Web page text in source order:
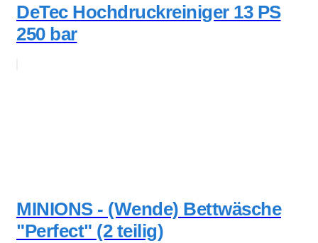
DeTec Hochdruckreiniger 13 PS
250 bar
MINIONS - (Wende) Bettwäsche
"Perfect" (2 teilig)